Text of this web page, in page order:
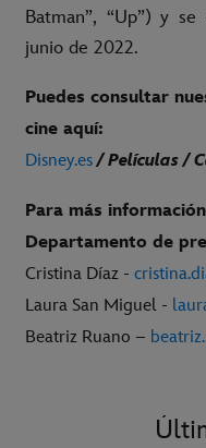
Batman”, “Up”) y
junio de 2022.
Puedes consultar
cine aquí:
Disney.es/ Películas /
Para más
Departamento de
Cristina Díaz -
Laura San Miguel -
Beatriz Ruano –